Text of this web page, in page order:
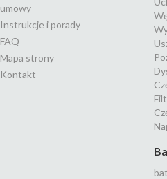
umowy
Instrukcje i porady
FAQ
Mapa strony
Kontakt